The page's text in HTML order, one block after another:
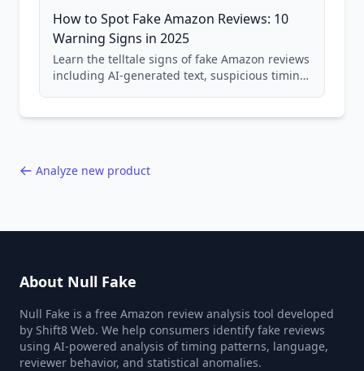
How to Spot Fake Amazon Reviews: 10
Warning Signs in 2025
Learn the telltale signs of fake Amazon reviews
including AI-generated text, suspicious timing
Analyze new product
About Null Fake
Null Fake is a free Amazon review analysis tool developed
by Shift8 Web. We help consumers identify fake reviews
using AI-powered analysis of timing patterns, language,
reviewer behavior, and statistical anomalies.